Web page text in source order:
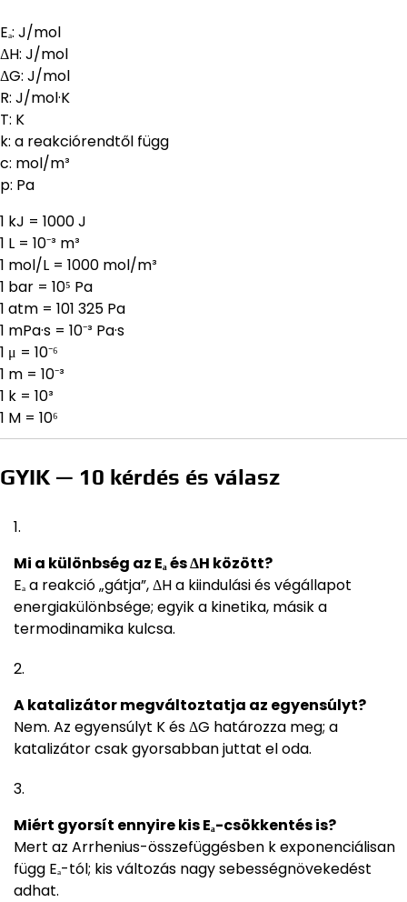
Eₐ: J/mol
ΔH: J/mol
ΔG: J/mol
R: J/mol·K
T: K
k: a reakciórendtől függ
c: mol/m³
p: Pa
1 kJ = 1000 J
1 L = 10⁻³ m³
1 mol/L = 1000 mol/m³
1 bar = 10⁵ Pa
1 atm = 101 325 Pa
1 mPa·s = 10⁻³ Pa·s
1 μ = 10⁻⁶
1 m = 10⁻³
1 k = 10³
1 M = 10⁶
GYIK — 10 kérdés és válasz
Mi a különbség az Eₐ és ΔH között?
Eₐ a reakció „gátja”, ΔH a kiindulási és végállapot
energiakülönbsége; egyik a kinetika, másik a
termodinamika kulcsa.
A katalizátor megváltoztatja az egyensúlyt?
Nem. Az egyensúlyt K és ΔG határozza meg; a
katalizátor csak gyorsabban juttat el oda.
Miért gyorsít ennyire kis Eₐ-csökkentés is?
Mert az Arrhenius-összefüggésben k exponenciálisan
függ Eₐ-tól; kis változás nagy sebességnövekedést
adhat.